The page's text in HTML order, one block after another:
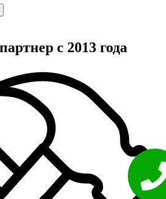
с 2013 года